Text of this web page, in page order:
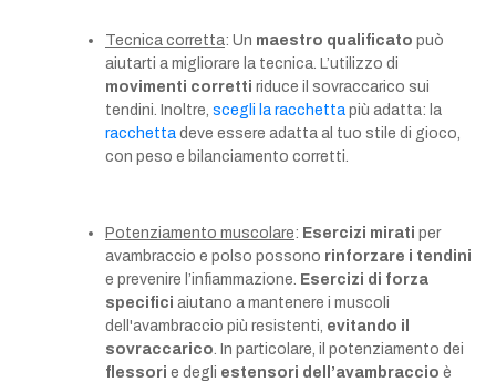
Tecnica corretta: Un maestro qualificato può
aiutarti a migliorare la tecnica. L’utilizzo di
movimenti corretti riduce il sovraccarico sui
tendini. Inoltre, scegli la racchetta più adatta: la
racchetta deve essere adatta al tuo stile di gioco,
con peso e bilanciamento corretti.
Potenziamento muscolare: Esercizi mirati per
avambraccio e polso possono rinforzare i tendini
e prevenire l’infiammazione. Esercizi di forza
specifici aiutano a mantenere i muscoli
dell'avambraccio più resistenti, evitando il
sovraccarico . In particolare, il potenziamento dei
flessori e degli estensori dell’avambraccio è